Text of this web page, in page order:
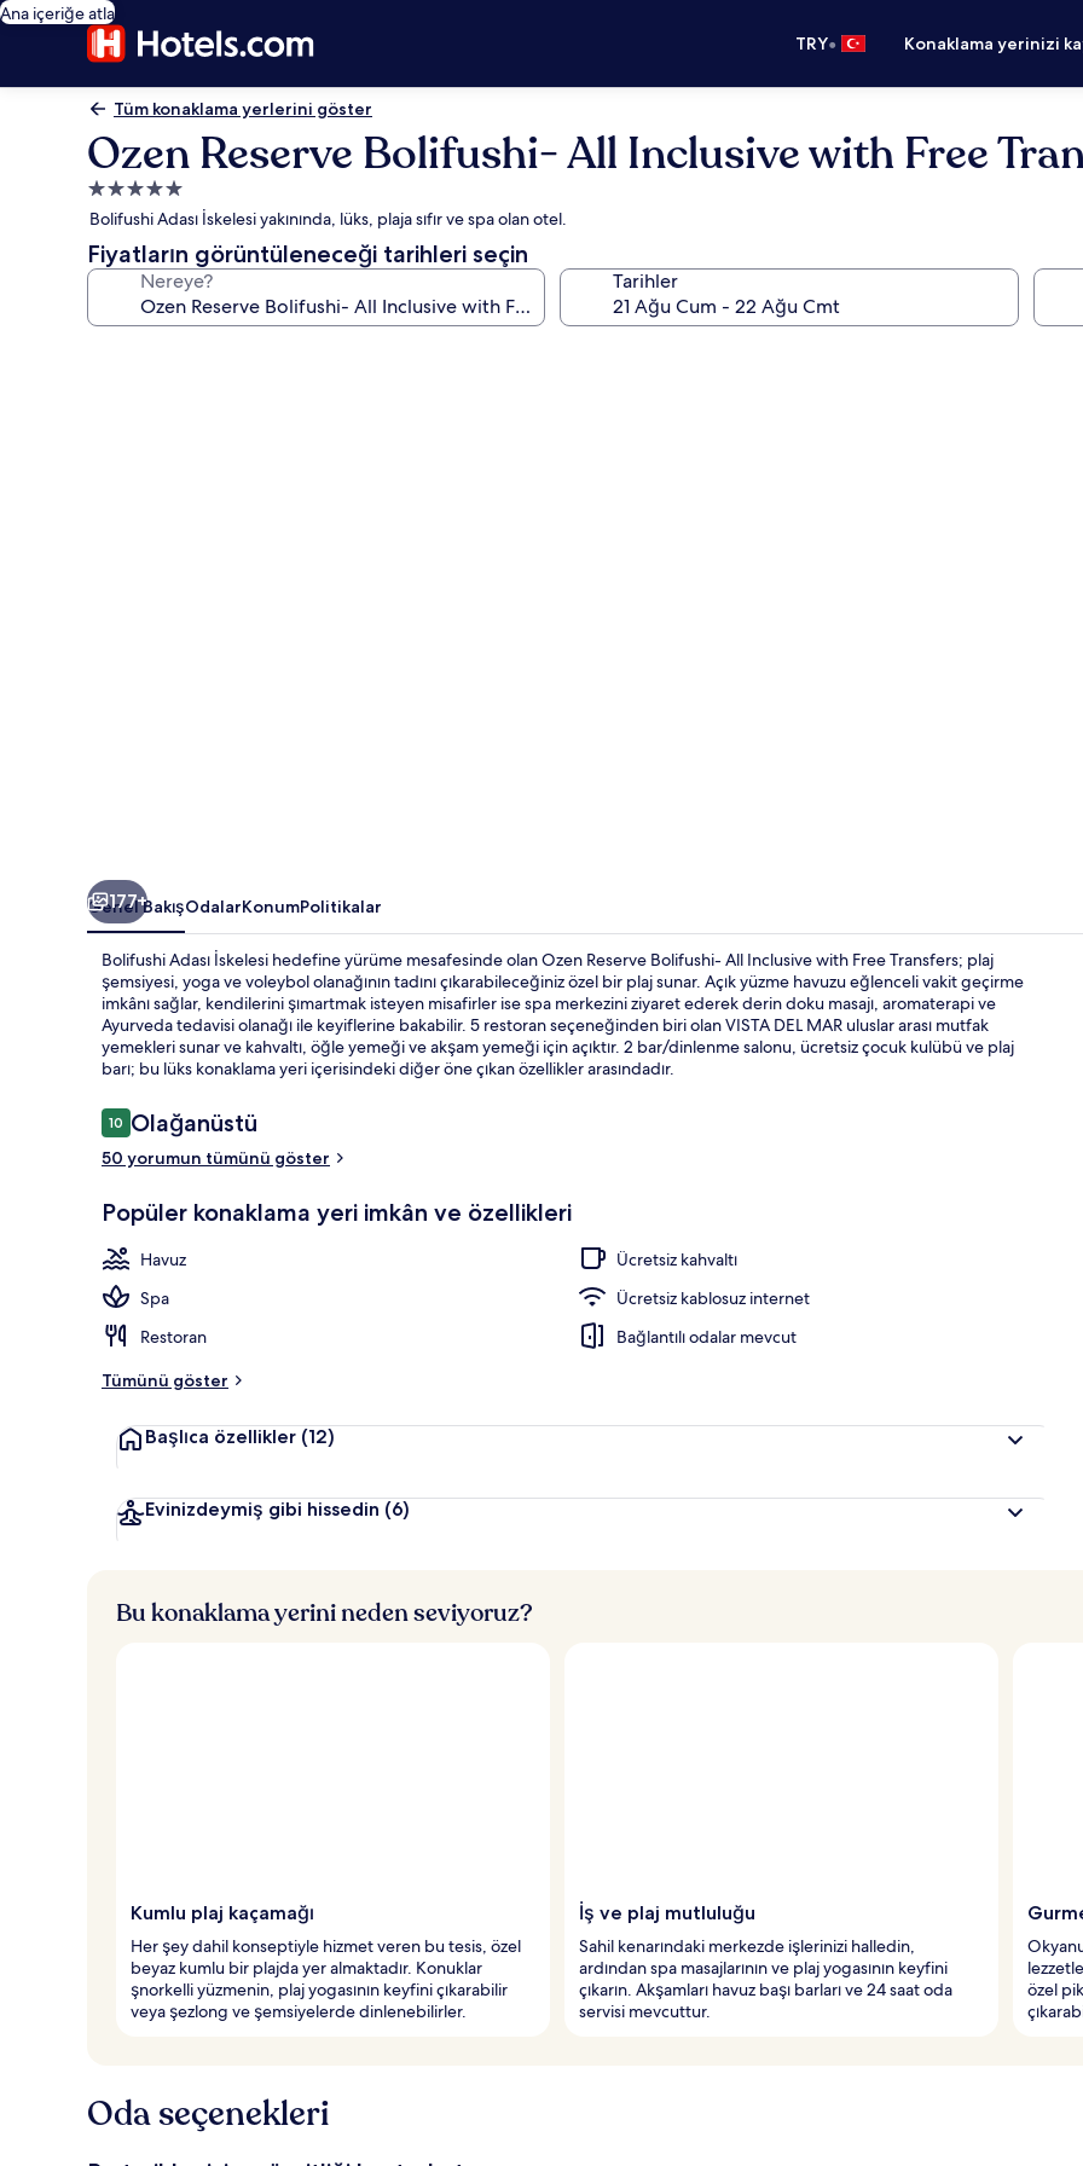
Ana içeriğe atla
TRY• Konaklama yerinizi
Tüm konaklama yerlerini göster
Ozen Reserve Bolifushi- All Inclusive with Free
5.0
yıldızlı
konaklama
yeri
Bolifushi Adası İskelesi yakınında, lüks, plaja sıfır ve spa olan otel.
Fiyatların görüntüleneceği tarihleri seçin
Nereye? Tarihler
Ocean
177+
Genel BakışOdalarKonumPolitikalar
Bolifushi Adası İskelesi hedefine yürüme mesafesinde olan Ozen Reserve Bolifushi- All Inclusive with Free Transfers; plaj
şemsiyesi, yoga ve voleybol olanağının tadını çıkarabileceğiniz özel bir plaj sunar. Açık yüzme havuzu eğlenceli vakit geçirme
imkânı sağlar, kendilerini şımartmak isteyen misafirler ise spa merkezini ziyaret ederek derin doku masajı, aromaterapi ve
Ayurveda tedavisi olanağı ile keyiflerine bakabilir. 5 restoran seçeneğinden biri olan VISTA DEL MAR uluslar arası mutfak
yemekleri sunar ve kahvaltı, öğle yemeği ve akşam yemeği için açıktır. 2 bar/dinlenme salonu, ücretsiz çocuk kulübü ve plaj
barı; bu lüks konaklama yeri içerisindeki diğer öne çıkan özellikler arasındadır.
Yorumlar
1010/10
Olağanüstü
50 yorumun tümünü göster
Popüler konaklama yeri imkân ve özellikleri
Havuz
Ücretsiz kahvaltı
Spa
Ücretsiz kablosuz internet
Restoran
Bağlantılı odalar mevcut
Tümünü göster
Başlıca özellikler (12)
Evinizdeymiş gibi hissedin (6)
Bu konaklama yerini neden seviyoruz?
Kumlu plaj kaçamağı
Her şey dahil konseptiyle hizmet veren bu tesis, özel
beyaz kumlu bir plajda yer almaktadır. Konuklar
şnorkelli yüzmenin, plaj yogasının keyfini çıkarabilir
veya şezlong ve şemsiyelerde dinlenebilirler.
İş ve plaj mutluluğu
Sahil kenarındaki merkezde işlerinizi halledin,
ardından spa masajlarının ve plaj yogasının keyfini
çıkarın. Akşamları havuz başı barları ve 24 saat oda
servisi mevcuttur.
özel
Oda seçenekleri